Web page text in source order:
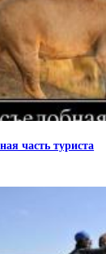
часть туриста